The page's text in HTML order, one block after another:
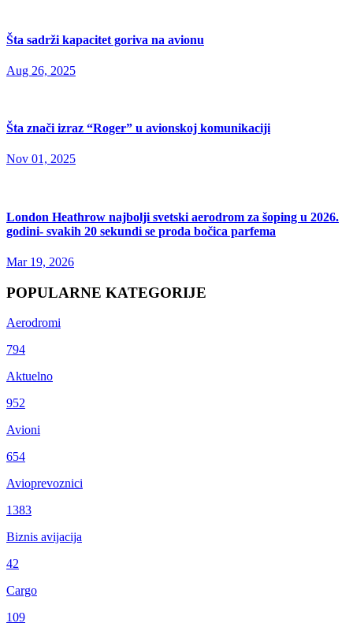
Šta sadrži kapacitet goriva na avionu
Aug 26, 2025
Šta znači izraz “Roger” u avionskoj komunikaciji
Nov 01, 2025
London Heathrow najbolji svetski aerodrom za šoping u 2026.
godini- svakih 20 sekundi se proda bočica parfema
Mar 19, 2026
POPULARNE KATEGORIJE
Aerodromi
794
Aktuelno
952
Avioni
654
Avioprevoznici
1383
Biznis avijacija
42
Cargo
109